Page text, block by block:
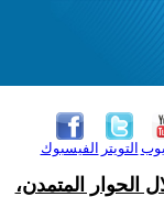
الفيسبوك التويتر
الحوار المتمدن،